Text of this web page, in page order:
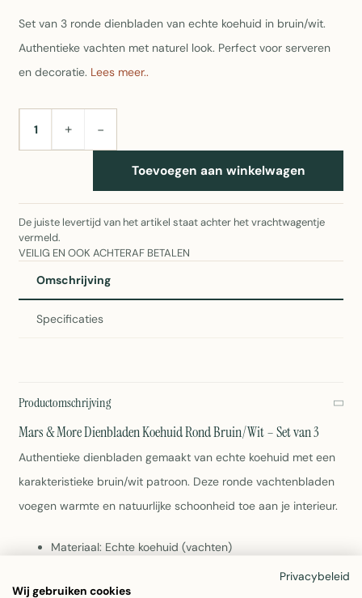
Set van 3 ronde dienbladen van echte koehuid in bruin/wit.
Authentieke vachten met naturel look. Perfect voor serveren
en decoratie. Lees meer..
AANTAL+ −
Toevoegen aan winkelwagen
De juiste levertijd van het artikel staat achter het vrachtwagentje
vermeld.
VEILIG EN OOK ACHTERAF BETALEN
Omschrijving
Specificaties
Productomschrijving
Mars & More Dienbladen Koehuid Rond Bruin/Wit – Set van 3
Authentieke dienbladen gemaakt van echte koehuid met een
karakteristieke bruin/wit patroon. Deze ronde vachtenbladen
voegen warmte en natuurlijke schoonheid toe aan je interieur.
Materiaal: Echte koehuid (vachten)
Vorm: Rond
Privacybeleid
Wij gebruiken cookies